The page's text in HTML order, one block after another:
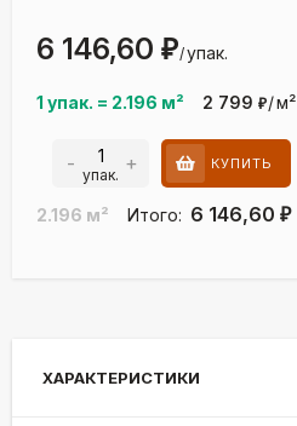
1 упак. = 2.196 м² 2 799 ₽/м²
6 146,60 ₽/упак.
- упак. + КУПИТЬ
2.196 м² Итого: 6 146,60 ₽
ХАРАКТЕРИСТИКИ